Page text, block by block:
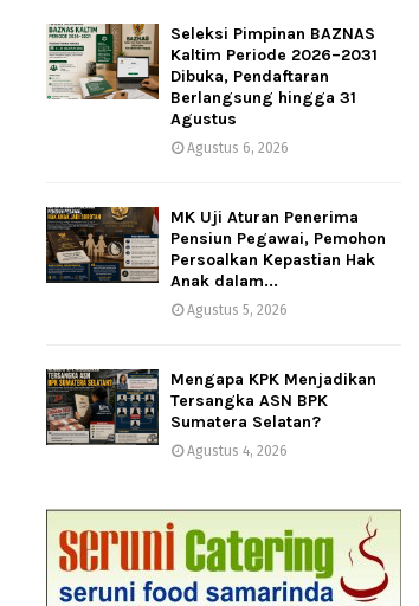
Seleksi Pimpinan BAZNAS
Kaltim Periode 2026–2031
Dibuka, Pendaftaran
Berlangsung hingga 31
Agustus
Agustus 6, 2026
MK Uji Aturan Penerima
Pensiun Pegawai, Pemohon
Persoalkan Kepastian Hak
Anak dalam...
Agustus 5, 2026
Mengapa KPK Menjadikan
Tersangka ASN BPK
Sumatera Selatan?
Agustus 4, 2026